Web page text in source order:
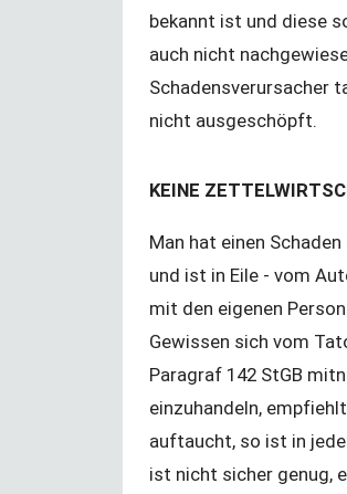
bekannt ist und diese
auch nicht
Schadensverursacher
nicht ausgeschöpft.
KEINE
Man hat einen
und ist in Eile - vom
mit den eigenen
Gewissen sich vom
Paragraf 142 StGB
einzuhandeln,
auftaucht, so ist in
ist nicht sicher genug,
YTB‘den izincilere
hijyen paketi